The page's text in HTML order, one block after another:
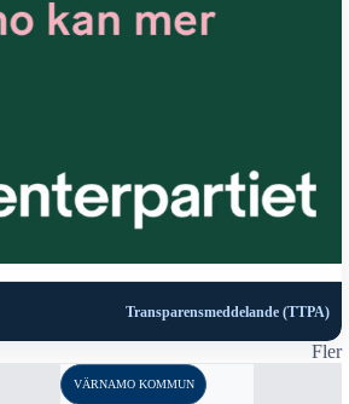
Transparensmeddelande (TTPA)
Fler
VÄRNAMO KOMMUN